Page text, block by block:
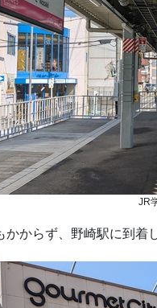
JR
かからず、野崎駅に到着